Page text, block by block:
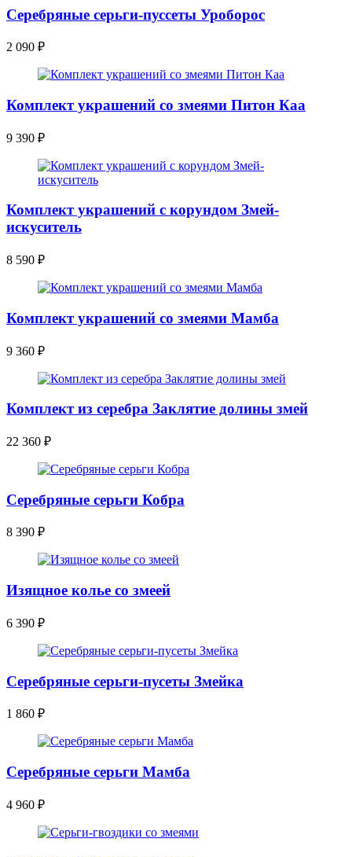
Серебряные серьги-пуссеты Уроборос
2 090 ₽
Комплект украшений со змеями Питон Каа
9 390 ₽
Комплект украшений с корундом Змей-
искуситель
8 590 ₽
Комплект украшений со змеями Мамба
9 360 ₽
Комплект из серебра Заклятие долины змей
22 360 ₽
Серебряные серьги Кобра
8 390 ₽
Изящное колье со змеей
6 390 ₽
Серебряные серьги-пусеты Змейка
1 860 ₽
Серебряные серьги Мамба
4 960 ₽